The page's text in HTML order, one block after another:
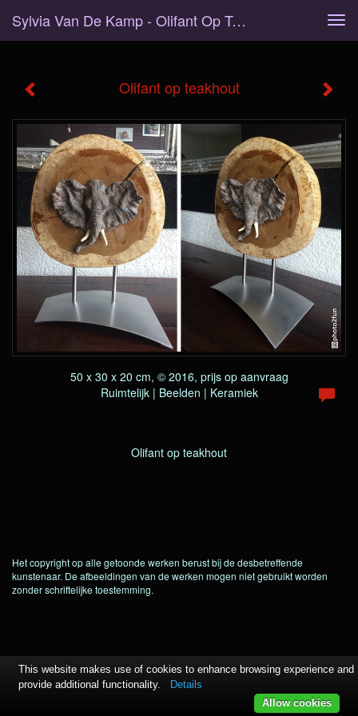
Sylvia Van De Kamp - Olifant Op Teakhout
Olifant op teakhout
50 x 30 x 20 cm, © 2016, prijs op aanvraag
Ruimtelijk | Beelden | Keramiek
Olifant op teakhout
Het copyright op alle getoonde werken berust bij de desbetreffende
kunstenaar. De afbeeldingen van de werken mogen niet gebruikt worden
zonder schriftelijke toestemming.
This website makes use of cookies to enhance browsing experience and
provide additional functionality.
Details
Allow cookies